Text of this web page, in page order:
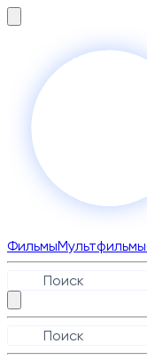
ФильмыМультфильмы